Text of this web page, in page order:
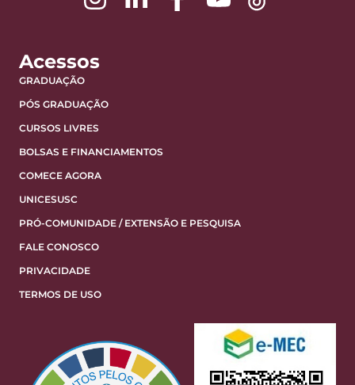
Acessos
GRADUAÇÃO
PÓS GRADUAÇÃO
CURSOS LIVRES
BOLSAS E FINANCIAMENTOS
COMECE AGORA
UNICESUSC
PRÓ-COMUNIDADE / EXTENSÃO E PESQUISA
FALE CONOSCO
PRIVACIDADE
TERMOS DE USO